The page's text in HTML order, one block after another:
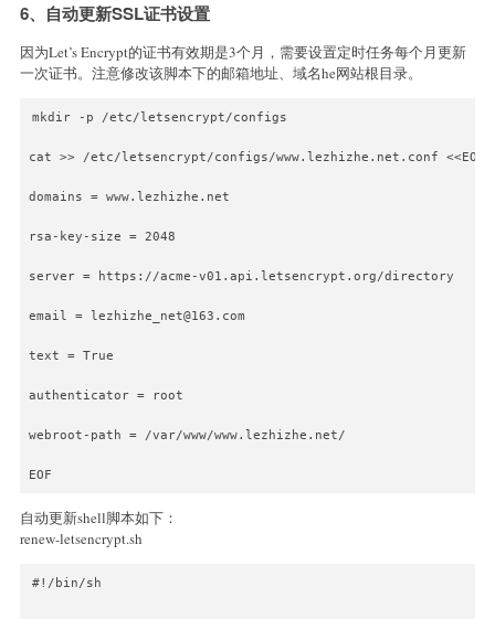
6、自动更新SSL证书设置
因为Let’s Encrypt的证书有效期是3个月，需要设置定时任务每个月更新
一次证书。注意修改该脚本下的邮箱地址、域名he网站根目录。
mkdir -p /etc/letsencrypt/configs
cat >> /etc/letsencrypt/configs/www.lezhizhe.net.conf <<EOF
domains = www.lezhizhe.net
rsa-key-size = 2048
server = https://acme-v01.api.letsencrypt.org/directory
email = lezhizhe_net@163.com
text = True
authenticator = root
webroot-path = /var/www/www.lezhizhe.net/
EOF
自动更新shell脚本如下：
renew-letsencrypt.sh
#!/bin/sh